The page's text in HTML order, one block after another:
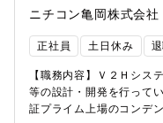
応、原因分析、恒久対
ア生産設備や検査機の制
で設計・製作します。機
用の検討をする場合もあ
名（内 生産技術は5名、
予定（商品技術チーム16
客様とコミュニケーショ
ニチコン亀岡株式会社
正社員 土日休み
【職務内容】Ｖ２Ｈシス
等の設計・開発を行って
証プライム上場のコンデ